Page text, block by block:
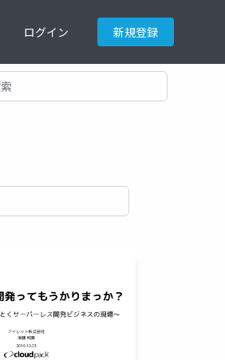
ログイン 新規登録